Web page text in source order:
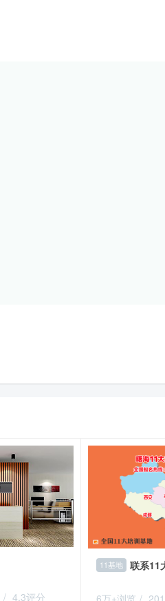
/ 4.3评分
11基地 联系11
6万+浏览 /